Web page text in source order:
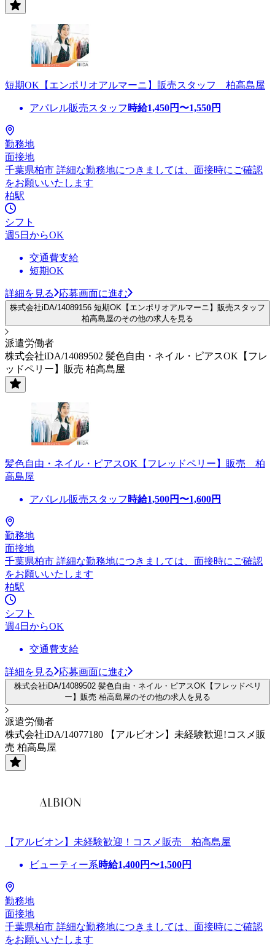
短期OK【エンポリオアルマーニ】販売スタッフ 柏高島屋
アパレル販売スタッフ 時給1,450円〜1,550円
勤務地
面接地
千葉県柏市 詳細な勤務地につきましては、面接時にご確認
をお願いいたします
柏駅
シフト
週5日からOK
交通費支給
短期OK
詳細を見る 応募画面に進む
株式会社iDA/14089156 短期OK【エンポリオアルマーニ】販売スタッフ
柏高島屋のその他の求人を見る
派遣労働者
株式会社iDA/14089502 髪色自由・ネイル・ピアスOK【フレ
ッドペリー】販売 柏高島屋
髪色自由・ネイル・ピアスOK【フレッドペリー】販売 柏
高島屋
アパレル販売スタッフ 時給1,500円〜1,600円
勤務地
面接地
千葉県柏市 詳細な勤務地につきましては、面接時にご確認
をお願いいたします
柏駅
シフト
週4日からOK
交通費支給
詳細を見る 応募画面に進む
株式会社iDA/14089502 髪色自由・ネイル・ピアスOK【フレッドペリ
ー】販売 柏高島屋のその他の求人を見る
派遣労働者
株式会社iDA/14077180 【アルビオン】未経験歓迎!コスメ販
売 柏高島屋
【アルビオン】未経験歓迎！コスメ販売 柏高島屋
ビューティー系時給1,400円〜1,500円
勤務地
面接地
千葉県柏市 詳細な勤務地につきましては、面接時にご確認
をお願いいたします